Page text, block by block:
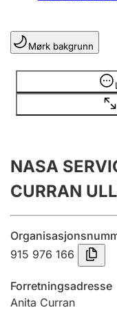
Lag og foreining
Registrere, endre,
Fleire
Årsrekneskap
Innsending og
Tinglysing
Jeger
Betaling og
Mørk bakgrunn
Opplysninger er
NASA
CURRAN
915 976 166
Forretningsadresse
Anita Curran